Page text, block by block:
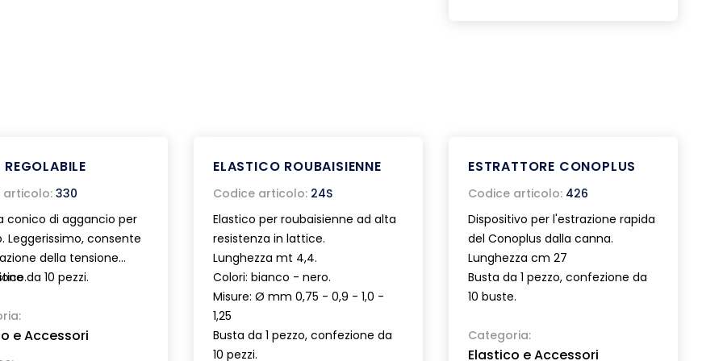
articolo: 330
conico di aggancio per
Leggerissimo, consente
della tensione
da 10 pezzi.
e Accessori
ELASTICO ROUBAISIENNE
Codice articolo: 24S
Elastico per roubaisienne ad alta
resistenza in lattice.
Lunghezza mt 4,4.
Colori: bianco - nero.
Misure: Ø mm 0,75 - 0,9 - 1,0 -
1,25
Busta da 1 pezzo, confezione da
10 pezzi.
ESTRATTORE CONOPLUS
Codice articolo: 426
Dispositivo per l'estrazione rapida
del Conoplus dalla canna.
Lunghezza cm 27
Busta da 1 pezzo, confezione da
10 buste.
Categoria:
Elastico e Accessori